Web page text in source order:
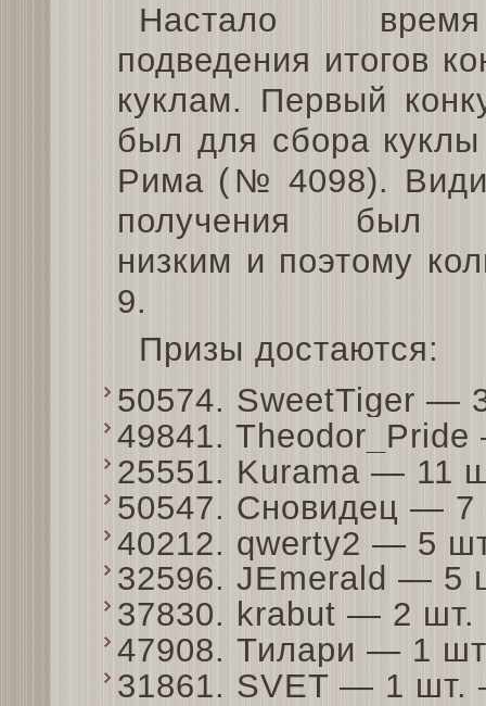
Настало
подведения итогов
куклам. Первый
был для сбора куклы
Рима (№ 4098).
получения был
низким и поэтому
9.
Призы достаются:
50574. SweetTiger —
49841.
25551. Kurama — 11
50547. Сновидец —
40212. qwerty2 — 5
32596. JEmerald —
37830. krabut — 2
47908. Тилари — 1
31861. SVET — 1